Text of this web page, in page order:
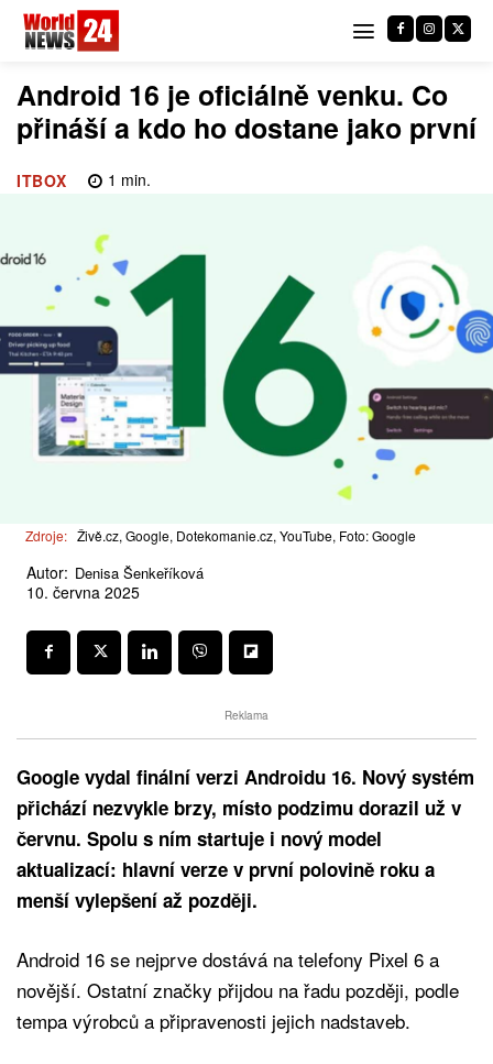
Android 16 je oficiálně venku. Co
přináší a kdo ho dostane jako první
ITBOX 1 min.
Zdroje: Živě.cz, Google, Dotekomanie.cz, YouTube, Foto: Google
Autor: Denisa Šenkeříková
10. června 2025
Reklama
Google vydal finální verzi Androidu 16. Nový systém
přichází nezvykle brzy, místo podzimu dorazil už v
červnu. Spolu s ním startuje i nový model
aktualizací: hlavní verze v první polovině roku a
menší vylepšení až později.
Android 16 se nejprve dostává na telefony Pixel 6 a
novější. Ostatní značky přijdou na řadu později, podle
tempa výrobců a připravenosti jejich nadstaveb.